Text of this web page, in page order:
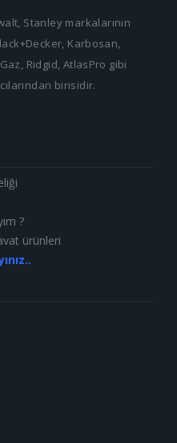
Stanley markalarının
Karbosan,
Ridgid, AtlasPro gibi
birisidir.
?
ürünleri